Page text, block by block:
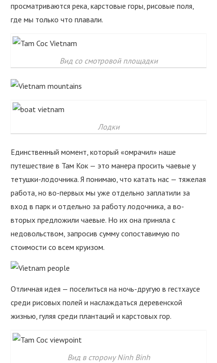
просматриваются река, карстовые горы, рисовые поля,
где мы только что плавали.
Вид со смотровой площадки
Лодки
Единственный момент, который «омрачил» наше
путешествие в Там Кок — это манера просить чаевые у
тетушки-лодочника. Я понимаю, что катать нас — тяжелая
работа, но во-первых мы уже отдельно заплатили за
вход в парк и отдельно за работу лодочника, а во-
вторых предложили чаевые. Но их она приняла с
недовольством, запросив сумму сопоставимую по
стоимости со всем круизом.
Отличная идея — поселиться на ночь-другую в гестхаусе
среди рисовых полей и наслаждаться деревенской
жизнью, гуляя среди плантаций и карстовых гор.
Вид в сторону Ninh Binh